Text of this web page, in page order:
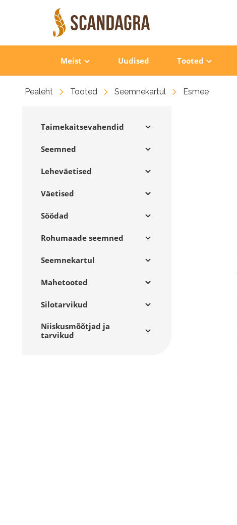
Meist Uudised Tooted
Pealeht Tooted Seemnekartul Esmee
Taimekaitsevahendid
Seemned
Leheväetised
Väetised
Söödad
Rohumaade seemned
Seemnekartul
Mahetooted
Silotarvikud
Niiskusmõõtjad ja
tarvikud